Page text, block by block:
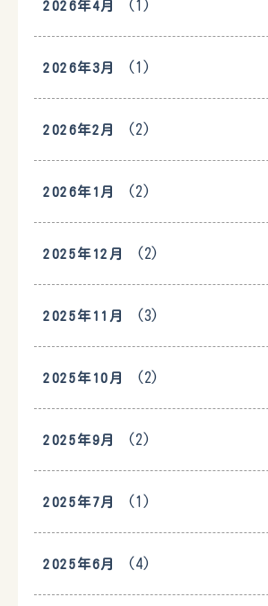
2026年4月 (1)
2026年3月 (1)
2026年2月 (2)
2026年1月 (2)
2025年12月 (2)
2025年11月 (3)
2025年10月 (2)
2025年9月 (2)
2025年7月 (1)
2025年6月 (4)